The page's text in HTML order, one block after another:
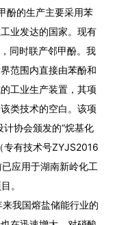
甲酚的生产主要采用苯
业发达的国家。现有
，同时联产邻甲酚。我
范围内直接由苯酚和
业生产装置，其项
类技术的空白。该项
协会颁发的“烷基化
专有技术号ZYJS2016
用于湖南新岭化工
。
来我国熔盐储能行业的